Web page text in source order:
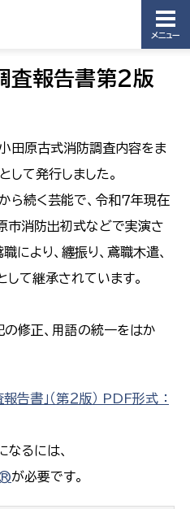
メニュー
査報告書第２版
田原古式消防調査内容をま
して発行しました。
ら続く芸能で、令和７年現在
市消防出初式などで実演さ
により、纏振り、鳶職木遣、
て継承されています。
修正、用語の統一をはか
告書」（第２版） PDF形式 ：
るには、
が必要です。